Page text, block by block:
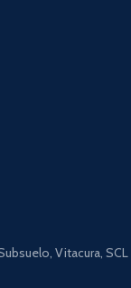
Vitacura, SCL